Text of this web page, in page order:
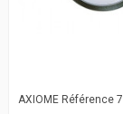
AXIOME Référence